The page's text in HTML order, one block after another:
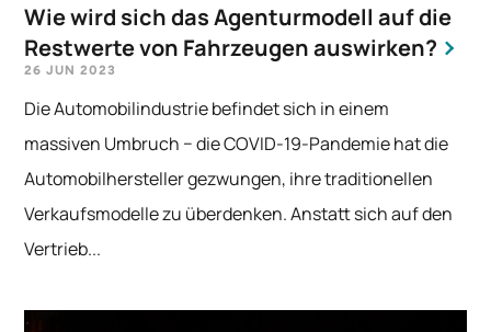
Wie wird sich das Agenturmodell auf die
Restwerte von Fahrzeugen auswirken?
26 JUN 2023
Die Automobilindustrie befindet sich in einem
massiven Umbruch − die COVID-19-Pandemie hat die
Automobilhersteller gezwungen, ihre traditionellen
Verkaufsmodelle zu überdenken. Anstatt sich auf den
Vertrieb...